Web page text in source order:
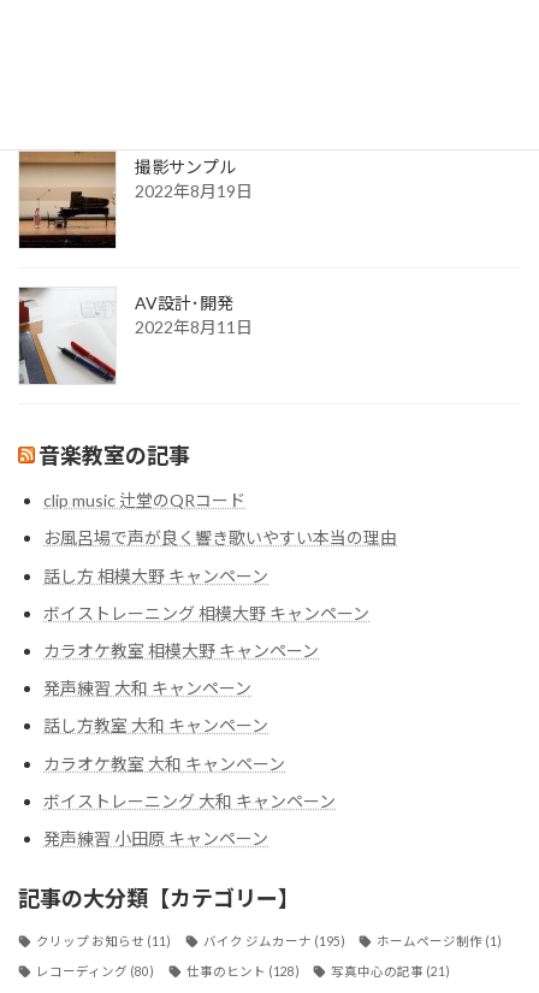
撮影サンプル
2022年8月19日
AV設計･開発
2022年8月11日
音楽教室の記事
clip music 辻堂のQRコード
お風呂場で声が良く響き歌いやすい本当の理由
話し方 相模大野 キャンペーン
ボイストレーニング 相模大野 キャンペーン
カラオケ教室 相模大野 キャンペーン
発声練習 大和 キャンペーン
話し方教室 大和 キャンペーン
カラオケ教室 大和 キャンペーン
ボイストレーニング 大和 キャンペーン
発声練習 小田原 キャンペーン
記事の大分類【カテゴリー】
クリップ お知らせ (11) バイク ジムカーナ (195) ホームページ制作 (1)
レコーディング (80) 仕事のヒント (128) 写真中心の記事 (21)